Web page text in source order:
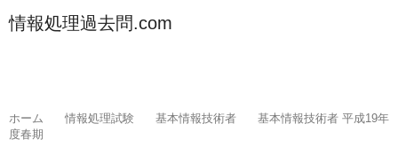
情報処理過去問.com
ホーム 情報処理試験 基本情報技術者
基本情報技術者 平成19年
度春期